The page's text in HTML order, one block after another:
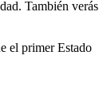
También verás
el primer Estado